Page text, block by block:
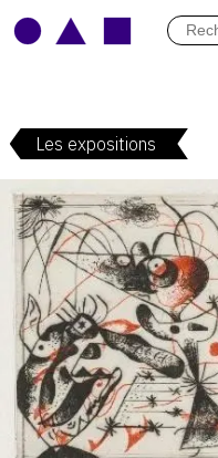
Les expositions